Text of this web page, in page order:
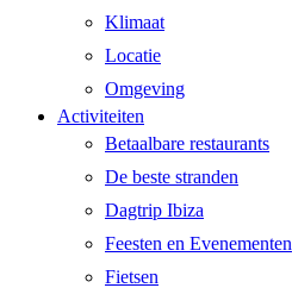
Klimaat
Locatie
Omgeving
Activiteiten
Betaalbare restaurants
De beste stranden
Dagtrip Ibiza
Feesten en Evenementen
Fietsen